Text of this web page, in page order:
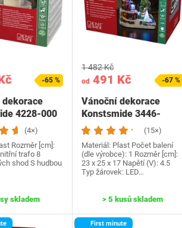
-65 %
4228-000
(4×)
Rozměr [cm]:
trafo 8
shod S hudbou
skladem
od 491 Kč
1 482 Kč
-67 %
Vánoční dekorace
Konstsmide 3446-
000EE
(15×)
Materiál: Plast Počet balení
(dle výrobce): 1 Rozměr [cm]:
23 x 25 x 17 Napětí (V): 4.5
Typ žárovek: LED…
> 5 kusů skladem
First minute